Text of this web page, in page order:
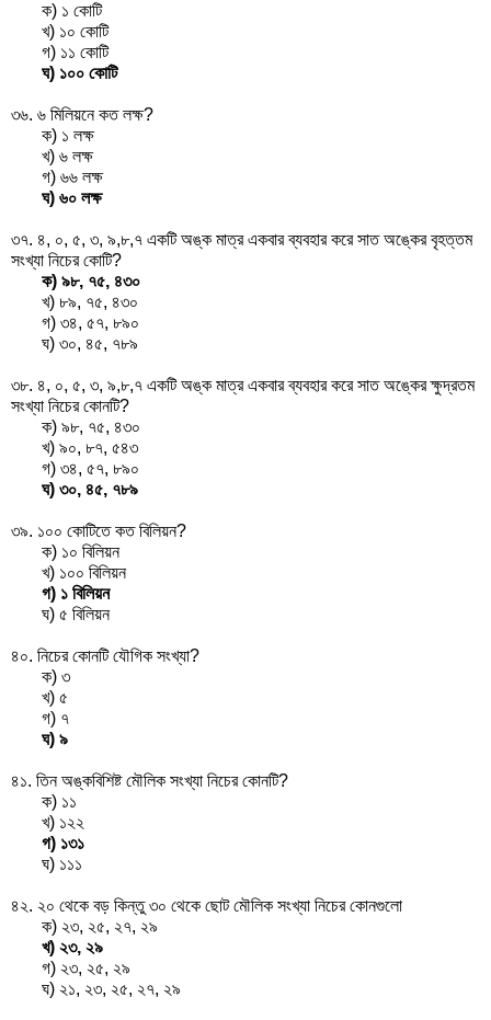
ক) ১ কোটি
খ) ১০ কোটি
গ) ১১ কোটি
ঘ) ১০০ কোটি
৩৬. ৬ মিলিয়নে কত লক্ষ?
ক) ১ লক্ষ
খ) ৬ লক্ষ
গ) ৬৬ লক্ষ
ঘ) ৬০ লক্ষ
৩৭. ৪, ০, ৫, ৩, ৯,৮,৭ একটি অঙ্ক মাত্র একবার ব্যবহার করে সাত অঙ্কের বৃহত্তম
সংখ্যা নিচের কোটি?
ক) ৯৮, ৭৫, ৪৩০
খ) ৮৯, ৭৫, ৪৩০
গ) ৩৪, ৫৭, ৮৯০
ঘ) ৩০, ৪৫, ৭৮৯
৩৮. ৪, ০, ৫, ৩, ৯,৮,৭ একটি অঙ্ক মাত্র একবার ব্যবহার করে সাত অঙ্কের ক্ষুদ্রতম
সংখ্যা নিচের কোনটি?
ক) ৯৮, ৭৫, ৪৩০
খ) ৯০, ৮৭, ৫৪৩
গ) ৩৪, ৫৭, ৮৯০
ঘ) ৩০, ৪৫, ৭৮৯
৩৯. ১০০ কোটিতে কত বিলিয়ন?
ক) ১০ বিলিয়ন
খ) ১০০ বিলিয়ন
গ) ১ বিলিয়ন
ঘ) ৫ বিলিয়ন
৪০. নিচের কোনটি যৌগিক সংখ্যা?
ক) ৩
খ) ৫
গ) ৭
ঘ) ৯
৪১. তিন অঙ্কবিশিষ্ট মৌলিক সংখ্যা নিচের কোনটি?
ক) ১১
খ) ১২২
গ) ১৩১
ঘ) ১১১
৪২. ২০ থেকে বড় কিন্তু ৩০ থেকে ছোট মৌলিক সংখ্যা নিচের কোনগুলো
ক) ২৩, ২৫, ২৭, ২৯
খ) ২৩, ২৯
গ) ২৩, ২৫, ২৯
ঘ) ২১, ২৩, ২৫, ২৭, ২৯